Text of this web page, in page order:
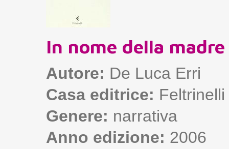
In nome della madre
Autore: De Luca Erri
Casa editrice: Feltrinelli
Genere: narrativa
Anno edizione: 2006